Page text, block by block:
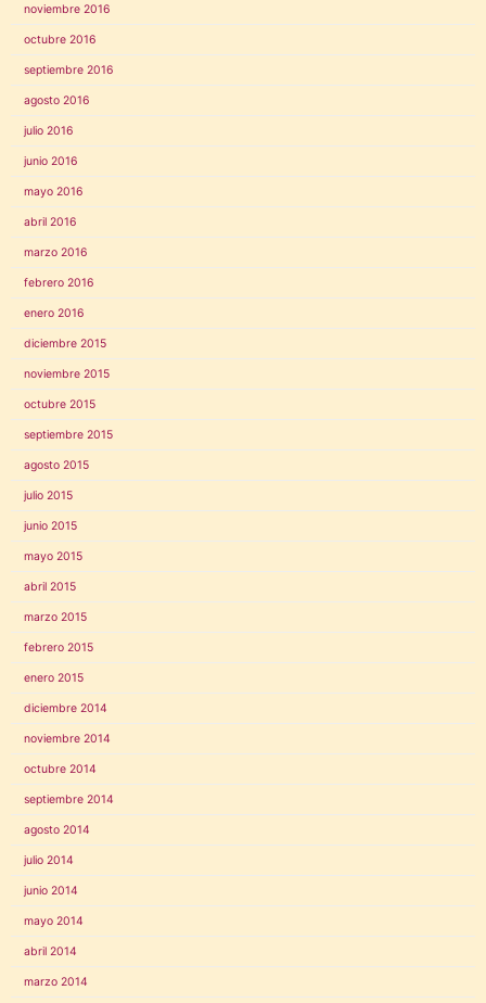
noviembre 2016
octubre 2016
septiembre 2016
agosto 2016
julio 2016
junio 2016
mayo 2016
abril 2016
marzo 2016
febrero 2016
enero 2016
diciembre 2015
noviembre 2015
octubre 2015
septiembre 2015
agosto 2015
julio 2015
junio 2015
mayo 2015
abril 2015
marzo 2015
febrero 2015
enero 2015
diciembre 2014
noviembre 2014
octubre 2014
septiembre 2014
agosto 2014
julio 2014
junio 2014
mayo 2014
abril 2014
marzo 2014